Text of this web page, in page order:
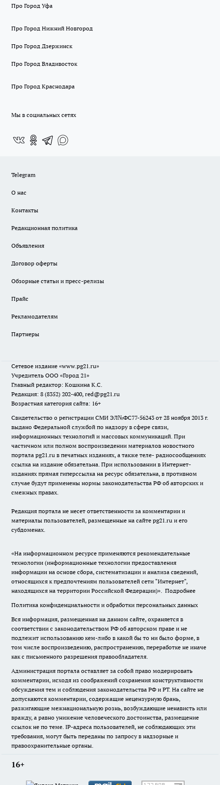
Про Город Уфа
Про Город Нижний Новгород
Про Город Дзержинск
Про Город Владивосток
Про Город Краснодара
Мы в социальных сетях
Telegram
О нас
Контакты
Редакционная политика
Объявления
Договор оферты
Обзорные статьи и пресс-релизы
Прайс
Рекламодателям
Партнеры
Сетевое издание «www.pg21.ru»
Учредитель ООО «Город 21»
Главный редактор: Кошкина К.С.
Редакция: 8 (8352) 202-400, red@pg21.ru
Возрастная категория сайта: 16+
Свидетельство о регистрации СМИ ЭЛ№ФС77-56243 от 28 ноября 2013 г.
выдано Федеральной службой по надзору в сфере связи,
информационных технологий и массовых коммуникаций. При
частичном или полном воспроизведении материалов новостного
портала pg21.ru в печатных изданиях, а также теле- радиосообщениях
ссылка на издание обязательна. При использовании в Интернет-
изданиях прямая гиперссылка на ресурс обязательна, в противном
случае будут применены нормы законодательства РФ об авторских и
смежных правах.
Редакция портала не несет ответственности за комментарии и
материалы пользователей, размещенные на сайте pg21.ru и его
субдоменах.
«На информационном ресурсе применяются рекомендательные
технологии (информационные технологии предоставления
информации на основе сбора, систематизации и анализа сведений,
относящихся к предпочтениям пользователей сети "Интернет",
находящихся на территории Российской Федерации)». Подробнее
Политика конфиденциальности и обработки персональных данных
Вся информация, размещенная на данном сайте, охраняется в
соответствии с законодательством РФ об авторском праве и не
подлежит использованию кем-либо в какой бы то ни было форме, в
том числе воспроизведению, распространению, переработке не иначе
как с письменного разрешения правообладателя.
Администрация портала оставляет за собой право модерировать
комментарии, исходя из соображений сохранения конструктивности
обсуждения тем и соблюдения законодательства РФ и РТ. На сайте не
допускаются комментарии, содержащие нецензурную брань,
разжигающие межнациональную рознь, возбуждающие ненависть или
вражду, а равно унижение человеческого достоинства, размещение
ссылок не по теме. IP-адреса пользователей, не соблюдающих эти
требования, могут быть переданы по запросу в надзорные и
правоохранительные органы.
16+